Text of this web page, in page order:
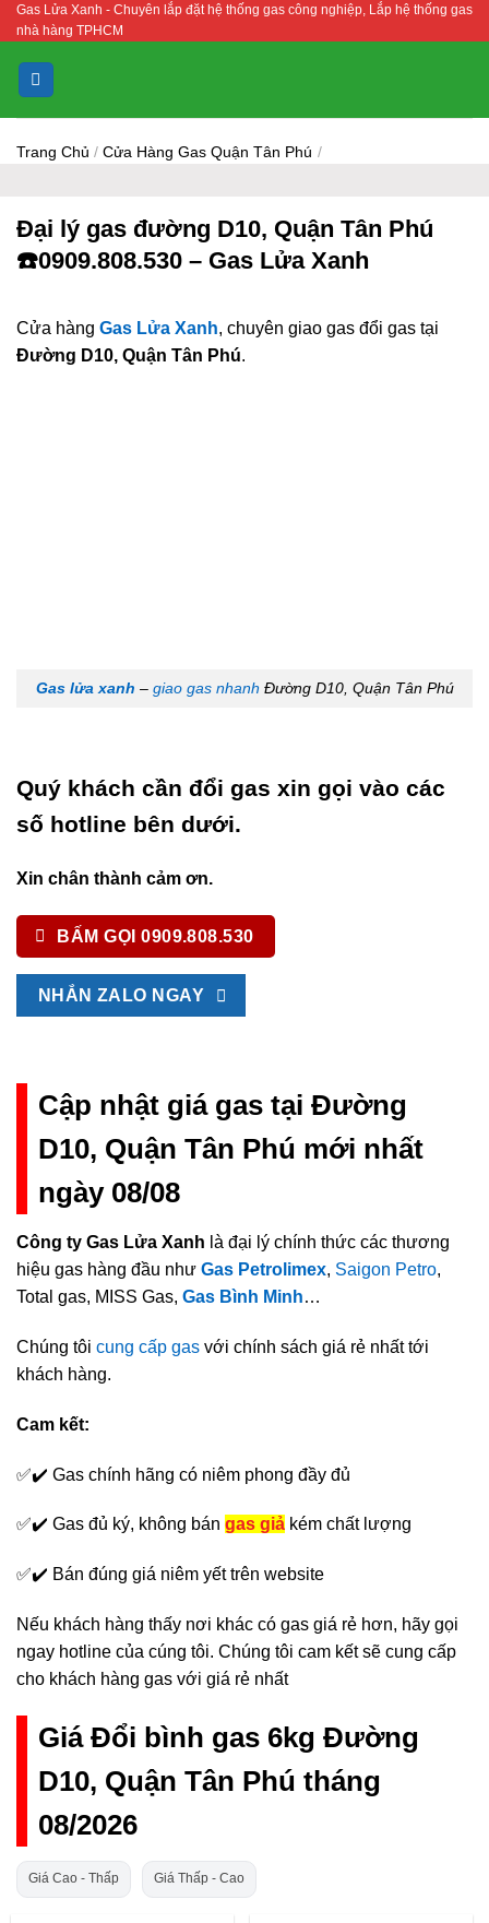
Bỏ
qua
nội
dung
Gas Lửa Xanh - Chuyên lắp đặt hệ thống gas công nghiệp, Lắp hệ thống gas
nhà hàng TPHCM
Trang Chủ / Cửa Hàng Gas Quận Tân Phú /
Đại lý gas đường D10, Quận Tân Phú
☎️0909.808.530 – Gas Lửa Xanh
Cửa hàng Gas Lửa Xanh, chuyên giao gas đổi gas tại
Đường D10, Quận Tân Phú.
Gas lửa xanh – giao gas nhanh Đường D10, Quận Tân Phú
Quý khách cần đổi gas xin gọi vào các
số hotline bên dưới.
Xin chân thành cảm ơn.
BẤM GỌI 0909.808.530
NHẮN ZALO NGAY
Cập nhật giá gas tại Đường
D10, Quận Tân Phú mới nhất
ngày 08/08
Công ty Gas Lửa Xanh là đại lý chính thức các thương
hiệu gas hàng đầu như Gas Petrolimex, Saigon Petro,
Total gas, MISS Gas, Gas Bình Minh…
Chúng tôi cung cấp gas với chính sách giá rẻ nhất tới
khách hàng.
Cam kết:
✅✔️ Gas chính hãng có niêm phong đầy đủ
✅✔️ Gas đủ ký, không bán gas giả kém chất lượng
✅✔️ Bán đúng giá niêm yết trên website
Nếu khách hàng thấy nơi khác có gas giá rẻ hơn, hãy gọi
ngay hotline của cúng tôi. Chúng tôi cam kết sẽ cung cấp
cho khách hàng gas với giá rẻ nhất
Giá Đổi bình gas 6kg Đường
D10, Quận Tân Phú tháng
08/2026
Giá Cao - Thấp Giá Thấp - Cao